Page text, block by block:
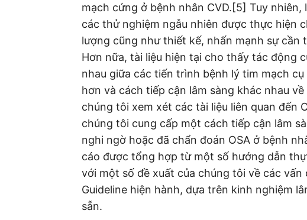
mạch cứng ở bệnh nhân CVD.[5] Tuy
các thử nghiệm ngẫu nhiên được thực hiện
lượng cũng như thiết kế, nhấn mạnh sự
Hơn nữa, tài liệu hiện tại cho thấy tác động
nhau giữa các tiến trình bệnh lý tim mạch
hơn và cách tiếp cận lâm sàng khác nhau
chúng tôi xem xét các tài liệu liên quan đến
chúng tôi cung cấp một cách tiếp cận lâm
nghi ngờ hoặc đã chẩn đoán OSA ở bệnh
cáo được tổng hợp từ một số hướng dẫn
với một số đề xuất của chúng tôi về các
Guideline hiện hành, dựa trên kinh nghiệm
sẵn.